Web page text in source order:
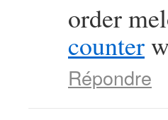
order
counter
Répondre